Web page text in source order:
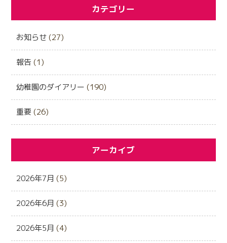
カテゴリー
お知らせ(27)
報告 (1)
幼稚園のダイアリー (190)
重要 (26)
アーカイブ
2026年7月 (5)
2026年6月 (3)
2026年5月 (4)